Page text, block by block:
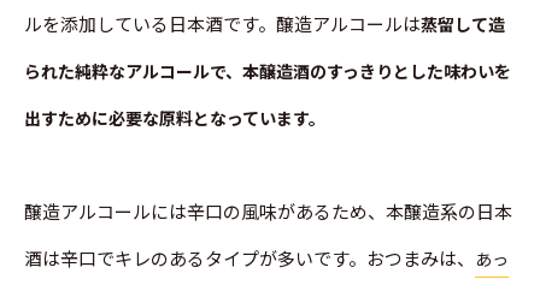
ルを添加している日本酒です。醸造アルコールは蒸留して造
られた純粋なアルコールで、本醸造酒のすっきりとした味わいを
出すために必要な原料となっています。
醸造アルコールには辛口の風味があるため、本醸造系の日本
酒は辛口でキレのあるタイプが多いです。おつまみは、
あっ